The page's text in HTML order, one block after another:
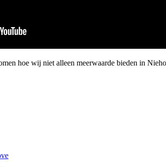
hoe wij niet alleen meerwaarde bieden in